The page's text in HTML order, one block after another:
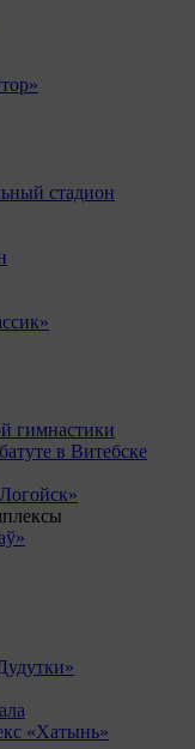
стадион
гимнастики
в Витебске
«Хатынь»